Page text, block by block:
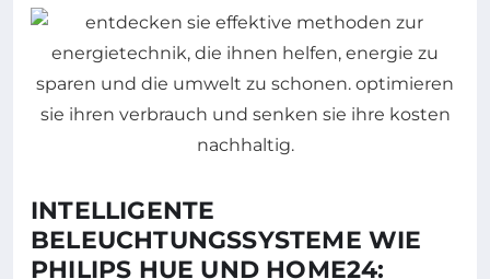
INTELLIGENTE
BELEUCHTUNGSSYSTEME WIE
PHILIPS HUE UND HOME24: